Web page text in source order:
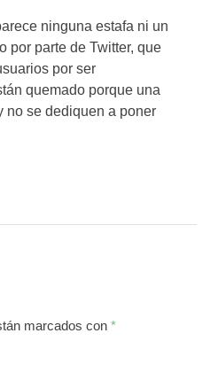
ninguna estafa ni un
por parte de Twitter, que
por ser
quemado porque una
no se dediquen a poner
marcados con *